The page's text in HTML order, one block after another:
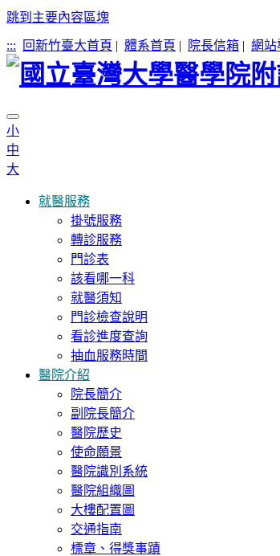
跳到主要內容區塊
::: 回新竹臺大首頁 | 體系首頁 | 院長信箱 | 網站
小
中
大
就醫服務
掛號服務
轉診服務
門診表
該看哪一科
就醫須知
門診檢查說明
看診進度查詢
抽血服務時間
醫院介紹
院長簡介
副院長簡介
醫院歷史
使命願景
醫院識別系統
醫院組織圖
大樓配置圖
交通指南
標章、得獎事蹟